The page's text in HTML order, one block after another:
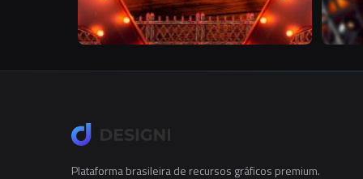
Plataforma brasileira de recursos gráficos premium.